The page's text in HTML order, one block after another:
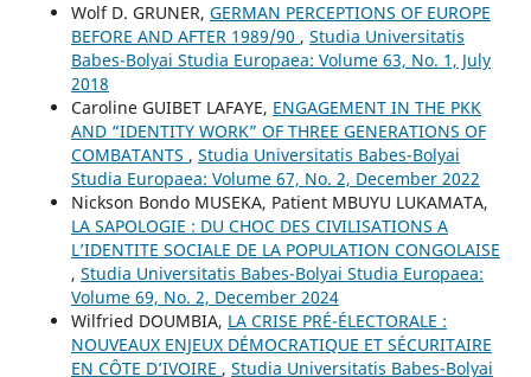
Wolf D. GRUNER, GERMAN PERCEPTIONS OF EUROPE
BEFORE AND AFTER 1989/90 , Studia Universitatis
Babes-Bolyai Studia Europaea: Volume 63, No. 1, July
2018
Caroline GUIBET LAFAYE, ENGAGEMENT IN THE PKK
AND “IDENTITY WORK” OF THREE GENERATIONS OF
COMBATANTS , Studia Universitatis Babes-Bolyai
Studia Europaea: Volume 67, No. 2, December 2022
Nickson Bondo MUSEKA, Patient MBUYU LUKAMATA,
LA SAPOLOGIE : DU CHOC DES CIVILISATIONS A
L’IDENTITE SOCIALE DE LA POPULATION CONGOLAISE
, Studia Universitatis Babes-Bolyai Studia Europaea:
Volume 69, No. 2, December 2024
Wilfried DOUMBIA, LA CRISE PRÉ-ÉLECTORALE :
NOUVEAUX ENJEUX DÉMOCRATIQUE ET SÉCURITAIRE
EN CÔTE D’IVOIRE , Studia Universitatis Babes-Bolyai